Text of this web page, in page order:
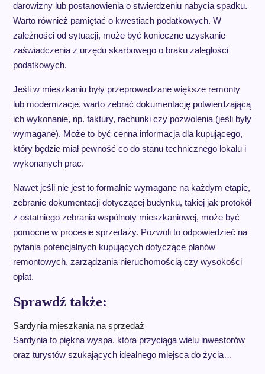
darowizny lub postanowienia o stwierdzeniu nabycia spadku.
Warto również pamiętać o kwestiach podatkowych. W
zależności od sytuacji, może być konieczne uzyskanie
zaświadczenia z urzędu skarbowego o braku zaległości
podatkowych.
Jeśli w mieszkaniu były przeprowadzane większe remonty
lub modernizacje, warto zebrać dokumentację potwierdzającą
ich wykonanie, np. faktury, rachunki czy pozwolenia (jeśli były
wymagane). Może to być cenna informacja dla kupującego,
który będzie miał pewność co do stanu technicznego lokalu i
wykonanych prac.
Nawet jeśli nie jest to formalnie wymagane na każdym etapie,
zebranie dokumentacji dotyczącej budynku, takiej jak protokół
z ostatniego zebrania wspólnoty mieszkaniowej, może być
pomocne w procesie sprzedaży. Pozwoli to odpowiedzieć na
pytania potencjalnych kupujących dotyczące planów
remontowych, zarządzania nieruchomością czy wysokości
opłat.
Sprawdź także:
Sardynia mieszkania na sprzedaż
Sardynia to piękna wyspa, która przyciąga wielu inwestorów
oraz turystów szukających idealnego miejsca do życia…